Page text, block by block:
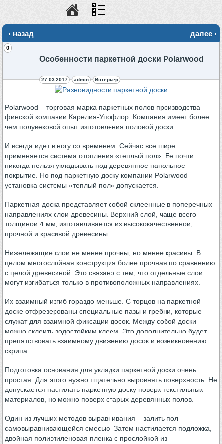
‹ назад далее ›
0
Особенности паркетной доски Polarwood
27.03.2017 admin Интерьер
Polarwood – торговая марка паркетных полов производства
финской компании Карелия-Упофлор. Компания имеет более
чем полувековой опыт изготовления половой доски.
И всегда идет в ногу со временем. Сейчас все шире
применяется система отопления «теплый пол». Ее почти
никогда нельзя укладывать под деревянное напольное
покрытие. Но под паркетную доску компании Polarwood
установка системы «теплый пол» допускается.
Паркетная доска представляет собой склеенные в поперечных
направлениях слои древесины. Верхний слой, чаще всего
толщиной 4 мм, изготавливается из высококачественной,
прочной и красивой древесины.
Нижележащие слои не менее прочны, но менее красивы. В
целом многослойная конструкция более прочная по сравнению
с целой древесиной. Это связано с тем, что отдельные слои
могут изгибаться только в противоположных направлениях.
Их взаимный изгиб гораздо меньше. С торцов на паркетной
доске отфрезерованы специальные пазы и гребни, которые
служат для взаимной фиксации досок. Между собой доски
можно склеить водостойким клеем. Это дополнительно будет
препятствовать взаимному движению досок и возникновению
скрипа.
Подготовка основания для укладки паркетной доски очень
простая. Для этого нужно тщательно выровнять поверхность. Не
допускается настилать паркетную доску поверх текстильных
материалов, но можно поверх старых деревянных полов.
Один из лучших методов выравнивания – залить пол
самовыравнивающейся смесью. Затем настилается подложка,
двойная полиэтиленовая пленка с прослойкой из